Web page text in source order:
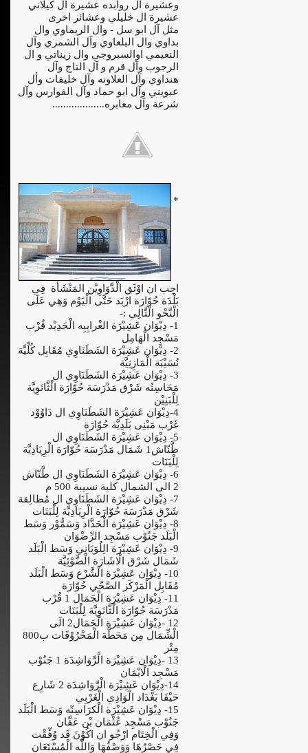
وعشيرة ال روابده عشيرة آل كيلاني
عشيرة ال خليلي وعشائر اخرى
مثل آل ابو سل - وال الريماوي وال
بداوي وال البلعاوي وآل الشمري وآل
النعيمي اوالسبروجي وال زيناتي و ال
الرجوب وآل قرم و آل التاج وآل
هنداوي وآل العلاونه وآل خليفات وأل
عبويني وآل ابو حماد وآل الفوارس وآل
شرعة وآل معابره...................
*
احِب ان اوْثَق الْدَّوَاوِيْن المَنْشَأة فِي
بَلْدَة حُوّارَة ارْبَد حَتَّى الْيَوْم وَهِي عَلَى
الْنَّحْو الْتَّالِي :-
1- دِيْوَان عَشِيْرَة الغْرايِبِه الْجَدِيْد قُرْب
مَسْجِد الْهَامِل
2- دِيْوَان عَشِيْرَة الشَطَنَاوِي مُقَابِل كُلِّيَّة
نُسَيْبَة الْمَازِنِيَّة
3- دِيْوَان عَشِيْرَة الشَطَنَاوِي ال
مَحَاسِنُه شَرْق مَدْرَسَة حُوّارَة الْثَّانَوِيَّة
لِلْبَنِيْن
4-دِيْوَان عَشِيْرَة الشَطَنَاوِي ال دَاوُوْد
غَرْب مَبْنِى بَلَدِيَّة حُوّارَة
5- دِيْوَان عَشِيْرَة الشَطَنَاوِي ال
طَّنّاش1 شَمَال مَدْرَسَة حُوّارَة الْرِيَادِيَّة
لِلْبَنَات
6- دِيْوَان عَشِيْرَة الشَطَنَاوِي ال طَّنّاش
2 الى الشمال كلية نسيبة 500 م
7- دِيْوَان عَشِيْرَة الشَطَنَاوِي ال مُطالِقة
شَرْق مَدْرَسَة حُوّارَة الْرِيَادِيَّة لِلْبَنَات
8- دِيْوَان عَشِيْرَة الْحَدَّاد وَسَمُّوْر وَسَط
الْبَلَد جَنُوْب مَسْجِد الرِّضْوَان
9- دِيْوَان عَشِيْرَة الِلُوَبَانِي وَسَط الْبَلَد
شَمَال شَرْق الْاشَارَة الْضَّوْئِيَّة
10- دِيْوَان عَشِيْرَة الْشَّرْع وَسَط الْبَلَد
مُقَابِل الْمَرْكَز الصَّحّي حُوّارَة
11- دِيْوَان عَشِيْرَة الْجَمَال 1 قُرْب
مَدْرَسَة حُوّارَة الْثَّانَوِيَّة لِلْبَنَات
12 -دِيْوَان عَشِيْرَة الْجَمَال2 الَى
الْشِّمَال مِن مَحَطَّة الْمَحْرُوْقَات ب800
مِتْر
13 -دِيْوَان عَشِيْرَة الْرَّوَاشِدَة 1 جَنُوْب
مَسْجِد الْايْمَان
14-دِيْوَان عَشِيْرَة الْرَّوَاشِدَة 2 شَارِع
حَيْفَا بَغْدَاد الْوَادِي الْغَرْبِي
15- دِيْوَان عَشِيْرَة الْكرَاسِنّه وَسَط الْبَلَد
جَنُوْب مَسْجِد عُثْمَان بْن عَفَّان
وَفِي الْخِتَام ارْجُو ان اكُوْنَ قَد وُفِّقْت
فِي حَصْرُهَا وَوَصْفُهَا وَاللَّه الْمُسْتَعَان